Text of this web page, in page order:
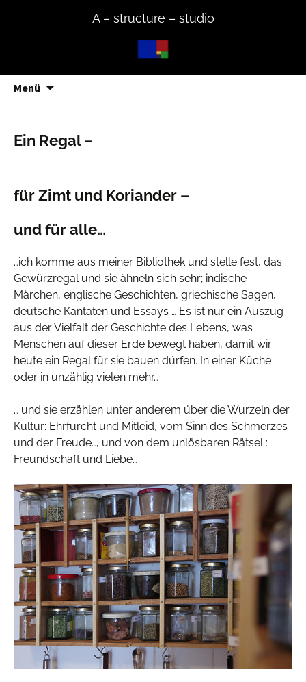
A – structure – studio
Menü
Ein Regal –
für Zimt und Koriander –
und für alle…
…ich komme aus meiner Bibliothek und stelle fest, das
Gewürzregal und sie ähneln sich sehr; indische
Märchen, englische Geschichten, griechische Sagen,
deutsche Kantaten und Essays … Es ist nur ein Auszug
aus der Vielfalt der Geschichte des Lebens, was
Menschen auf dieser Erde bewegt haben, damit wir
heute ein Regal für sie bauen dürfen. In einer Küche
oder in unzählig vielen mehr…
… und sie erzählen unter anderem über die Wurzeln der
Kultur: Ehrfurcht und Mitleid, vom Sinn des Schmerzes
und der Freude…, und von dem unlösbaren Rätsel :
Freundschaft und Liebe…